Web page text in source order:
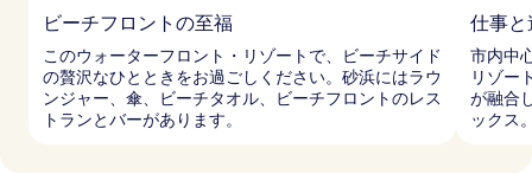
ビーチフロントの至福
このウォーターフロント・リゾートで、ビーチサイド
の贅沢なひとときをお過ごしください。砂浜にはラウ
ンジャー、傘、ビーチタオル、ビーチフロントのレス
トランとバーがあります。
仕事と
市内中
リゾー
が融合
ックス